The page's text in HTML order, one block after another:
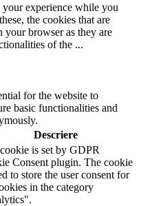
experience while you
the cookies that are
your browser as they are
of the ...
for the website to
basic functionalities and
Descriere
is set by GDPR
Consent plugin. The cookie
to store the user consent for
in the category